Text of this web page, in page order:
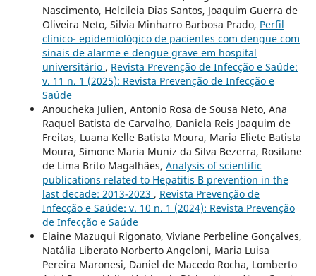
Nascimento, Helcileia Dias Santos, Joaquim Guerra de
Oliveira Neto, Silvia Minharro Barbosa Prado, Perfil
clínico- epidemiológico de pacientes com dengue com
sinais de alarme e dengue grave em hospital
universitário , Revista Prevenção de Infecção e Saúde:
v. 11 n. 1 (2025): Revista Prevenção de Infecção e
Saúde
Anoucheka Julien, Antonio Rosa de Sousa Neto, Ana
Raquel Batista de Carvalho, Daniela Reis Joaquim de
Freitas, Luana Kelle Batista Moura, Maria Eliete Batista
Moura, Simone Maria Muniz da Silva Bezerra, Rosilane
de Lima Brito Magalhães, Analysis of scientific
publications related to Hepatitis B prevention in the
last decade: 2013-2023 , Revista Prevenção de
Infecção e Saúde: v. 10 n. 1 (2024): Revista Prevenção
de Infecção e Saúde
Elaine Mazuqui Rigonato, Viviane Perbeline Gonçalves,
Natália Liberato Norberto Angeloni, Maria Luisa
Pereira Maronesi, Daniel de Macedo Rocha, Lomberto